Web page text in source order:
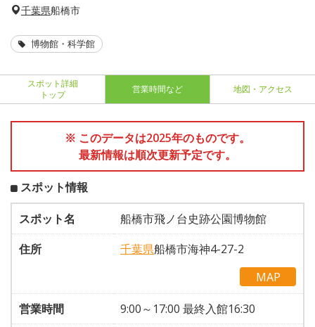
千葉県船橋市
博物館・科学館
スポット詳細
トップ
営業時間など 地図・アクセス
※ このデータは2025年のものです。
最新情報は順次更新予定です。
スポット情報
スポット名
船橋市飛ノ台史跡公園博物館
住所
千葉県船橋市海神4-27-2
MAP
営業時間
9:00～17:00 最終入館16:30